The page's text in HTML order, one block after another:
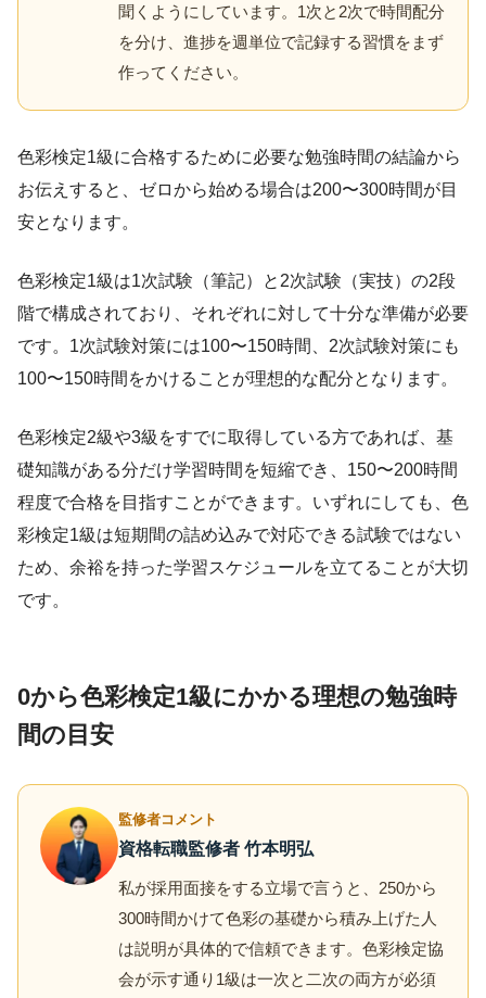
聞くようにしています。1次と2次で時間配分
を分け、進捗を週単位で記録する習慣をまず
作ってください。
色彩検定1級に合格するために必要な勉強時間の結論から
お伝えすると、ゼロから始める場合は200〜300時間が目
安となります。
色彩検定1級は1次試験（筆記）と2次試験（実技）の2段
階で構成されており、それぞれに対して十分な準備が必要
です。1次試験対策には100〜150時間、2次試験対策にも
100〜150時間をかけることが理想的な配分となります。
色彩検定2級や3級をすでに取得している方であれば、基
礎知識がある分だけ学習時間を短縮でき、150〜200時間
程度で合格を目指すことができます。いずれにしても、色
彩検定1級は短期間の詰め込みで対応できる試験ではない
ため、余裕を持った学習スケジュールを立てることが大切
です。
0から色彩検定1級にかかる理想の勉強時
間の目安
監修者コメント
資格転職監修者 竹本明弘
私が採用面接をする立場で言うと、250から
300時間かけて色彩の基礎から積み上げた人
は説明が具体的で信頼できます。色彩検定協
会が示す通り1級は一次と二次の両方が必須